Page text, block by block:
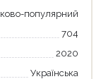
популярний
704
2020
Українська